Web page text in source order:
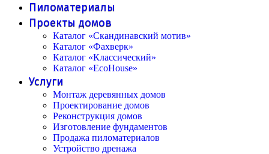
Пиломатериалы
Проекты домов
Каталог «Скандинавский мотив»
Каталог «Фахверк»
Каталог «Классический»
Каталог «EcoHouse»
Услуги
Монтаж деревянных домов
Проектирование домов
Реконструкция домов
Изготовление фундаментов
Продажа пиломатериалов
Устройство дренажа